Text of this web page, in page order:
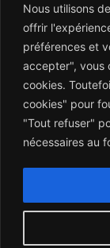
Nous utilisons
offrir
préférences et
accepter", vous
cookies.
cookies" pour
"Tout refuser"
nécessaires au
L’ARERT et les